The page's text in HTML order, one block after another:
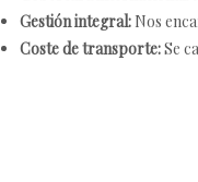
Gestión integral: Nos
Coste de transporte:Se